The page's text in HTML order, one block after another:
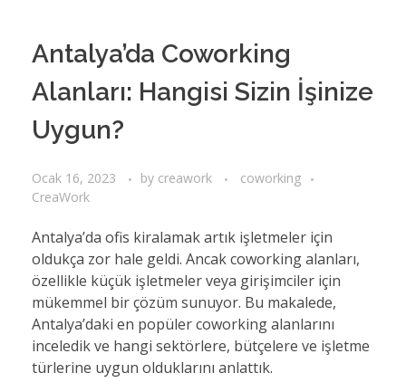
Antalya’da Coworking
Alanları: Hangisi Sizin İşinize
Uygun?
Ocak 16, 2023 by creawork
coworking
CreaWork
Antalya’da ofis kiralamak artık işletmeler için
oldukça zor hale geldi. Ancak coworking alanları,
özellikle küçük işletmeler veya girişimciler için
mükemmel bir çözüm sunuyor. Bu makalede,
Antalya’daki en popüler coworking alanlarını
inceledik ve hangi sektörlere, bütçelere ve işletme
türlerine uygun olduklarını anlattık.